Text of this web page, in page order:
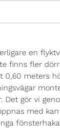
en
finns fler
0,60 meters
Det gör vi
med